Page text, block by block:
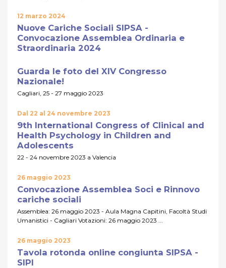
12 marzo 2024
Nuove Cariche Sociali SIPSA -
Convocazione Assemblea Ordinaria e
Straordinaria 2024
Guarda le foto del XIV Congresso
Nazionale!
Cagliari, 25 - 27 maggio 2023
Dal 22 al 24 novembre 2023
9th International Congress of Clinical and
Health Psychology in Children and
Adolescents
22 - 24 novembre 2023 a Valencia
26 maggio 2023
Convocazione Assemblea Soci e Rinnovo
cariche sociali
Assemblea: 26 maggio 2023 - Aula Magna Capitini, Facoltà Studi
Umanistici - Cagliari Votazioni: 26 maggio 2023 ...
26 maggio 2023
Tavola rotonda online congiunta SIPSA -
SIPI